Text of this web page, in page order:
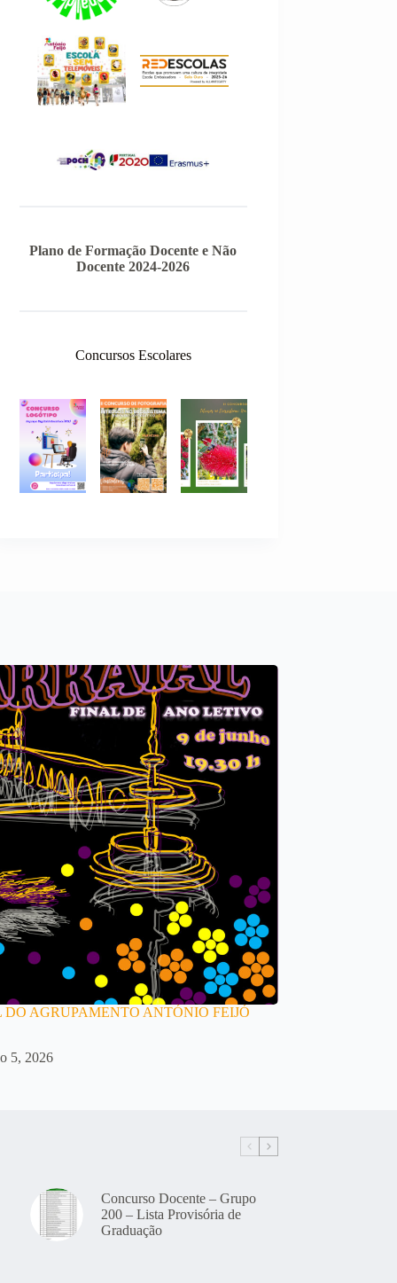
Plano de Formação Docente e Não
Docente 2024-2026
Concursos Escolares
AGRUPAMENTO ANTÓNIO FEIJÓ
5, 2026
Concurso Docente – Grupo
200 – Lista Provisória de
Graduação